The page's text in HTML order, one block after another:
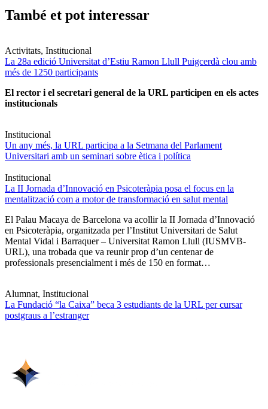
També et pot interessar
Activitats, Institucional
La 28a edició Universitat d’Estiu Ramon Llull Puigcerdà clou amb
més de 1250 participants
El rector i el secretari general de la URL participen en els actes
institucionals
Institucional
Un any més, la URL participa a la Setmana del Parlament
Universitari amb un seminari sobre ètica i política
Institucional
La II Jornada d’Innovació en Psicoteràpia posa el focus en la
mentalització com a motor de transformació en salut mental
El Palau Macaya de Barcelona va acollir la II Jornada d’Innovació
en Psicoteràpia, organitzada per l’Institut Universitari de Salut
Mental Vidal i Barraquer – Universitat Ramon Llull (IUSMVB-
URL), una trobada que va reunir prop d’un centenar de
professionals presencialment i més de 150 en format…
Alumnat, Institucional
La Fundació “la Caixa” beca 3 estudiants de la URL per cursar
postgraus a l’estranger